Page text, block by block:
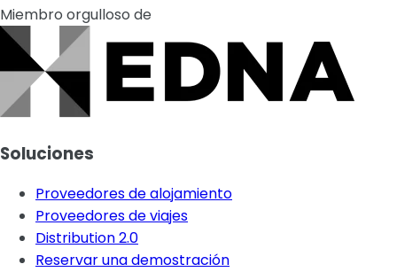
Miembro orgulloso de
Soluciones
Proveedores de alojamiento
Proveedores de viajes
Distribution 2.0
Reservar una demostración